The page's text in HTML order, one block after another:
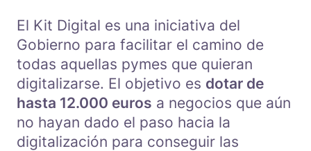
El Kit Digital es una iniciativa del
Gobierno para facilitar el camino de
todas aquellas pymes que quieran
digitalizarse. El objetivo es dotar de
hasta 12.000 euros a negocios que aún
no hayan dado el paso hacia la
digitalización para conseguir las